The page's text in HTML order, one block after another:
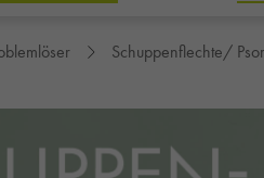
Schuppenflechte/